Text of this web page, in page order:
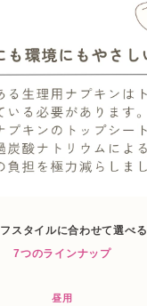
スタイルに合わせて選べる
7つのラインナップ
昼用